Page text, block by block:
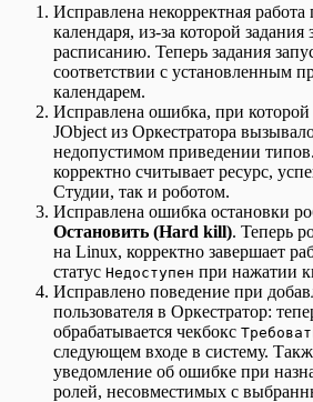
Исправлена некорректная работа
календаря, из-за которой задания
расписанию. Теперь задания
соответствии с установленным
календарем.
Исправлена ошибка, при которой
JObject из Оркестратора
недопустимом приведении
корректно считывает ресурс,
Студии, так и роботом.
Исправлена ошибка остановки
Остановить (Hard kill). Теперь
на Linux, корректно завершает
статус Недоступен при нажатии
Исправлено поведение при
пользователя в Оркестратор:
обрабатывается чекбокс
следующем входе в систему.
уведомление об ошибке при
ролей, несовместимых с